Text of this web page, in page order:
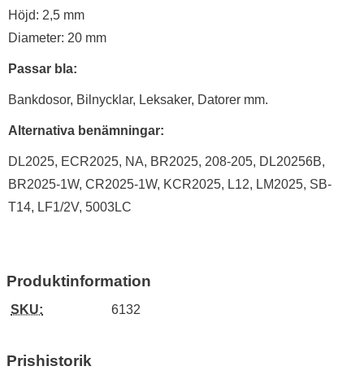
Höjd: 2,5 mm
Diameter: 20 mm
Passar bla:
Bankdosor, Bilnycklar, Leksaker, Datorer mm.
Alternativa benämningar:
DL2025, ECR2025, NA, BR2025, 208-205, DL20256B,
BR2025-1W, CR2025-1W, KCR2025, L12, LM2025, SB-
T14, LF1/2V, 5003LC
Produktinformation
SKU: 6132
Prishistorik